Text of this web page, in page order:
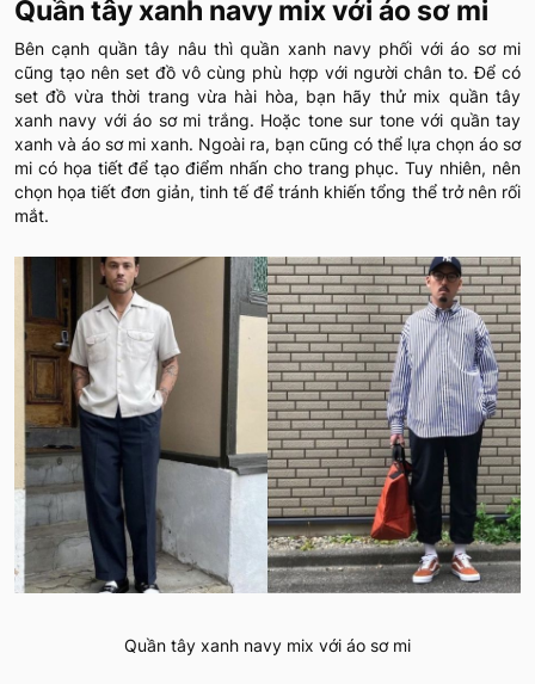
Quần tây xanh navy mix với áo sơ mi
Bên cạnh quần tây nâu thì quần xanh navy phối với áo sơ mi
cũng tạo nên set đồ vô cùng phù hợp với người chân to. Để có
set đồ vừa thời trang vừa hài hòa, bạn hãy thử mix quần tây
xanh navy với áo sơ mi trắng. Hoặc tone sur tone với quần tay
xanh và áo sơ mi xanh. Ngoài ra, bạn cũng có thể lựa chọn áo sơ
mi có họa tiết để tạo điểm nhấn cho trang phục. Tuy nhiên, nên
chọn họa tiết đơn giản, tinh tế để tránh khiến tổng thể trở nên rối
mắt.
Quần tây xanh navy mix với áo sơ mi